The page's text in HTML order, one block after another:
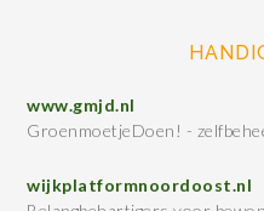
www.gmjd.nl
GroenmoetjeDoen! -
wijkplatformnoordoost.nl